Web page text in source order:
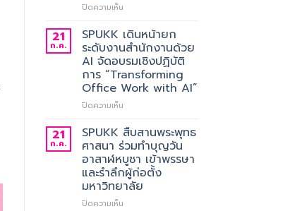
สื่อสาร
สังกัด
คณะ
ศิลป
ศาสตร
ปิดความเห็นบน
ผล
การ
คัด
เลือก
อาจารย์
ประจำ
สาขา
จัดการ
ธุรกิจ
โรงแรม
และ
การ
ออกแบบ
21
ก.ค.
SPUKK เดินหน้ายก
ระดับงานสำนักงานด้วย
AI จัดอบรมเชิงปฏิบัติ
การ “Transforming
Office Work with AI”
ปิดความเห็นบน
เดิน
หน้า
ยก
ระดับ
งาน
สำนักงาน
ด้วย
21
ก.ค.
SPUKK สืบสานพระพุทธ
ศาสนา ร่วมทำบุญวัน
อาสาฬหบูชา เข้าพรรษา
และรำลึกผู้ก่อตั้ง
มหาวิทยาลัย
ปิดความเห็นบน